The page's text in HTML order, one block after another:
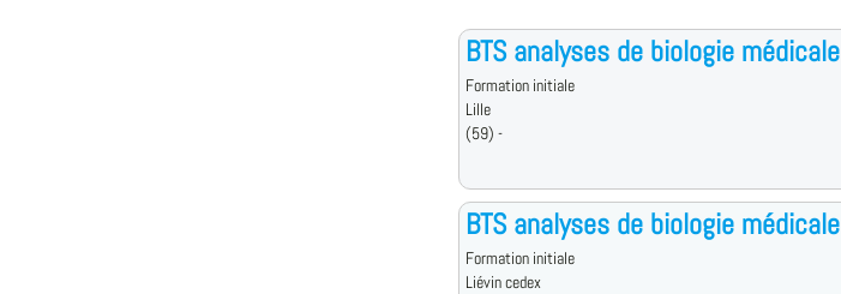
BTS analyses de biologie médicale
Formation initiale
Lille
(59) -
BTS analyses de biologie médicale
Formation initiale
Liévin cedex